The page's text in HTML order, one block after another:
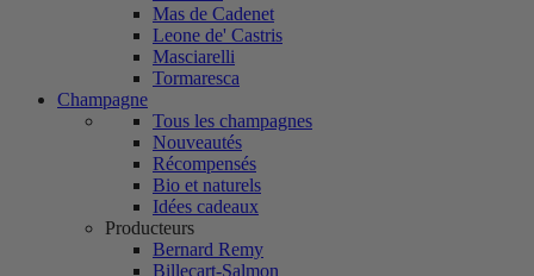
Mas de Cadenet
Leone de' Castris
Masciarelli
Tormaresca
Champagne
Tous les champagnes
Nouveautés
Récompensés
Bio et naturels
Idées cadeaux
Producteurs
Bernard Remy
Billecart-Salmon